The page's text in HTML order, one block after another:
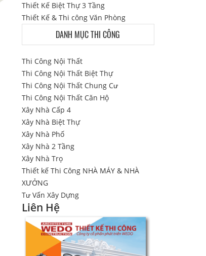
Thiết Kế Biệt Thự 3 Tầng
Thiết Kế & Thi công Văn Phòng
DANH MỤC THI CÔNG
Thi Công Nội Thất
Thi Công Nội Thất Biệt Thự
Thi Công Nội Thất Chung Cư
Thi Công Nội Thất Căn Hộ
Xây Nhà Cấp 4
Xây Nhà Biệt Thự
Xây Nhà Phố
Xây Nhà 2 Tầng
Xây Nhà Trọ
Thiết kế Thi Công NHÀ MÁY & NHÀ
XƯỞNG
Tư Vấn Xây Dựng
Liên Hệ